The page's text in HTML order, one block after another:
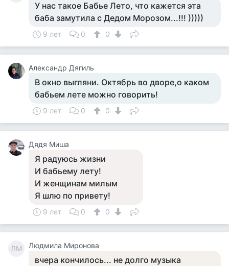
У нас такое Бабье Лето, что кажется эта
баба замутила с Дедом Морозом...!!! )))))
9 лет 0 0
Александр Дягиль
В окно выгляни. Октябрь во дворе,о каком
бабьем лете можно говорить!
9 лет 0 0
Дядя Миша
Я радуюсь жизни
И бабьему лету!
И женщинам милым
Я шлю по привету!
9 лет 0 0
ЛМ Людмила Миронова
вчера кончилось... не долго музыка